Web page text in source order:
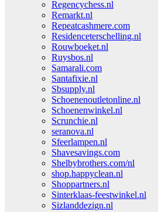
Regencychess.nl
Remarkt.nl
Repeatcashmere.com
Residenceterschelling.nl
Rouwboeket.nl
Ruysbos.nl
Samarali.com
Santafixie.nl
Sbsupply.nl
Schoenenoutletonline.nl
Schoenenwinkel.nl
Scrunchie.nl
seranova.nl
Sfeerlampen.nl
Shavesavings.com
Shelbybrothers.com/nl
shop.happyclean.nl
Shoppartners.nl
Sinterklaas-feestwinkel.nl
Sizlanddezign.nl